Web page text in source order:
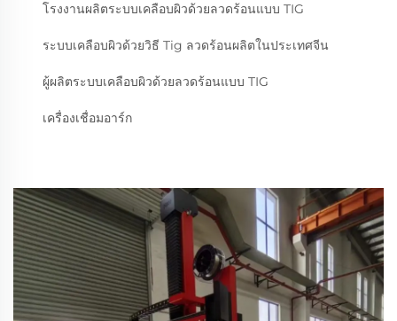
โรงงานผลิตระบบเคลือบผิวด้วยลวดร้อนแบบ TIG
ระบบเคลือบผิวด้วยวิธี Tig ลวดร้อนผลิตในประเทศจีน
ผู้ผลิตระบบเคลือบผิวด้วยลวดร้อนแบบ TIG
เครื่องเชื่อมอาร์ก